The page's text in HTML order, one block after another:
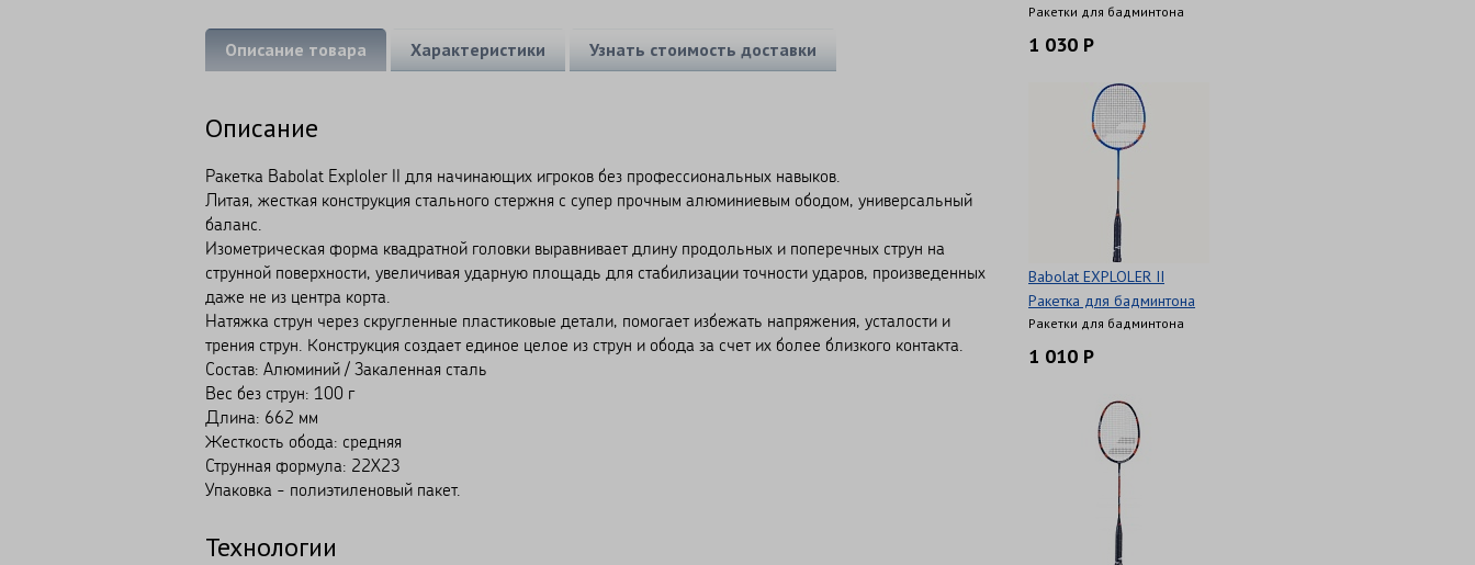
Описание товара Характеристики Узнать стоимость доставки
Описание
Ракетка Babolat Exploler II для начинающих игроков без профессиональных навыков.
Литая, жесткая конструкция стального стержня с супер прочным алюминиевым ободом, универсальный
баланс.
Изометрическая форма квадратной головки выравнивает длину продольных и поперечных струн на
струнной поверхности, увеличивая ударную площадь для стабилизации точности ударов, произведенных
даже не из центра корта.
Натяжка струн через скругленные пластиковые детали, помогает избежать напряжения, усталости и
трения струн. Конструкция создает единое целое из струн и обода за счет их более близкого контакта.
Состав: Алюминий / Закаленная сталь
Вес без струн: 100 г
Длина: 662 мм
Жесткость обода: средняя
Струнная формула: 22X23
Упаковка - полиэтиленовый пакет.
Технологии
Ракетки для бадминтона
1 030 Р
Babolat EXPLOLER II
Ракетка для бадминтона
Ракетки для бадминтона
1 010 Р